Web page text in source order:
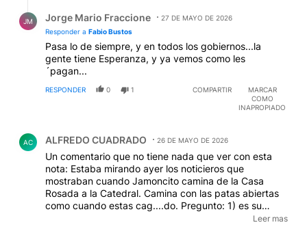
JM Jorge Mario Fraccione
27 DE MAYO DE 2026
Responder a Fabio Bustos
Pasa lo de siempre, y en todos los gobiernos...la
gente tiene Esperanza, y ya vemos como les
´pagan...
RESPONDER 0 1 COMPARTIR
MARCAR
COMO
INAPROPIADO
AC ALFREDO CUADRADO 26 DE MAYO DE 2026
Un comentario que no tiene nada que ver con esta
nota: Estaba mirando ayer los noticieros que
mostraban cuando Jamoncito camina de la Casa
Rosada a la Catedral. Camina con las patas abiertas
como cuando estas cag....do. Pregunto: 1) es su
Leer mas